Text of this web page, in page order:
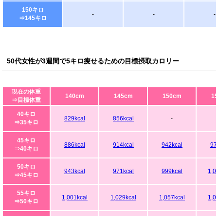
150キロ
⇒145キロ
- - -
50代女性が3週間で5キロ痩せるための目標摂取カロリー
現在の体重
⇒目標体重
140cm 145cm 150cm
40キロ
⇒35キロ
829kcal 856kcal -
45キロ
⇒40キロ
886kcal 914kcal 942kcal
50キロ
⇒45キロ
943kcal 971kcal 999kcal
55キロ
⇒50キロ
1,001kcal 1,029kcal 1,057kcal